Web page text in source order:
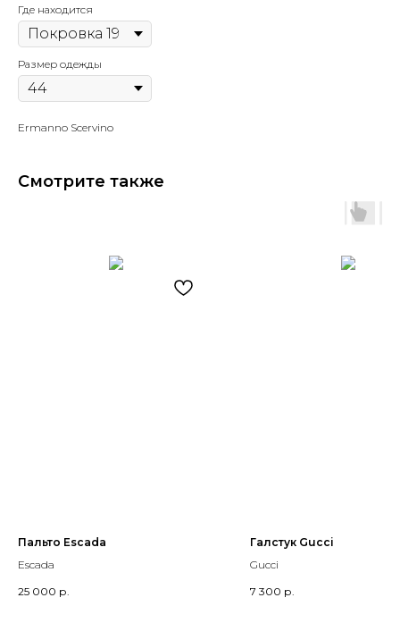
Где находится
Размер одежды
Ermanno Scervino
Смотрите также
Пальто Escada
Escada
25 000 р.
Галстук Gucci
Gucci
7 300 р.